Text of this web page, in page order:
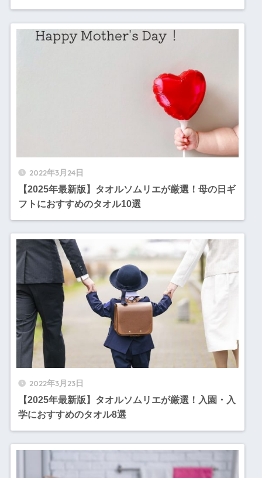
2022年3月24日
【2025年最新版】タオルソムリエが厳選！母の日ギ
フトにおすすめのタオル10選
2022年3月23日
【2025年最新版】タオルソムリエが厳選！入園・入
学におすすめのタオル8選